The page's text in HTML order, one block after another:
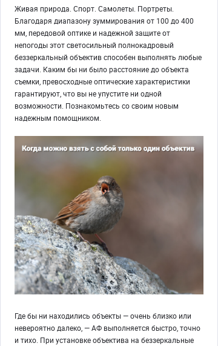
Живая природа. Спорт. Самолеты. Портреты.
Благодаря диапазону зуммирования от 100 до 400
мм, передовой оптике и надежной защите от
непогоды этот светосильный полнокадровый
беззеркальный объектив способен выполнять любые
задачи. Каким бы ни было расстояние до объекта
съемки, превосходные оптические характеристики
гарантируют, что вы не упустите ни одной
возможности. Познакомьтесь со своим новым
надежным помощником.
Где бы ни находились объекты — очень близко или
невероятно далеко, — АФ выполняется быстро, точно
и тихо. При установке объектива на беззеркальные